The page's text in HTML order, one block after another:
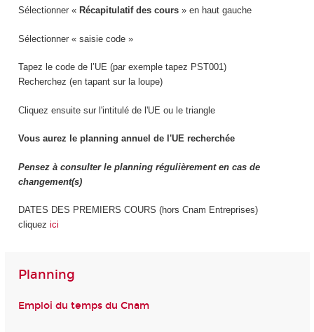
Sélectionner « Récapitulatif des cours» en haut gauche
Sélectionner « saisie code »
Tapez le code de l’UE (par exemple tapez PST001)
Recherchez (en tapant sur la loupe)
Cliquez ensuite sur l'intitulé de l'UE ou le triangle
Vous aurez le planning annuel de l'UE recherchée
Pensez à consulter le planning régulièrement en cas de
changement(s)
DATES DES PREMIERS COURS (hors Cnam Entreprises)
cliquez ici
Planning
Emploi du temps du Cnam